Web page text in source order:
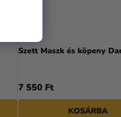
Szett Maszk és köpeny
7 550 Ft
KOSÁRBA